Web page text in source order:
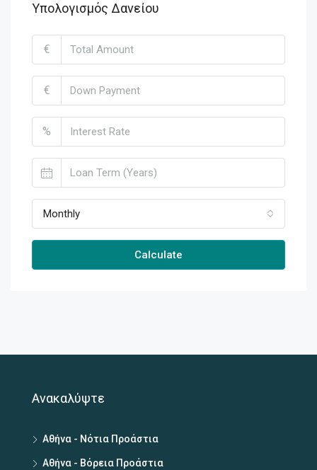
Υπολογισμός Δανείου
€
€
%
Monthly
Calculate
Ανακαλύψτε
Αθήνα - Νότια Προάστια
Αθήνα - Βόρεια Προάστια